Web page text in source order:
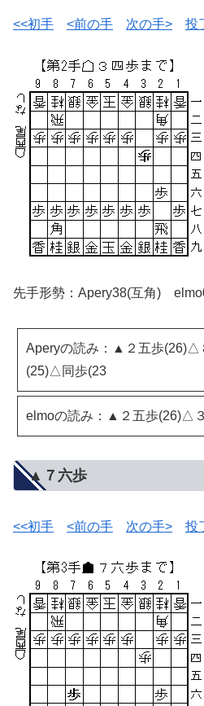
<<初手 <前の手 次の手> 投
先手形勢：Apery38(互角)
Aperyの読み：▲２五歩(26)△
(25)△同歩(23
elmoの読み：▲２五歩(26)△
▲７六歩
<<初手 <前の手 次の手> 投